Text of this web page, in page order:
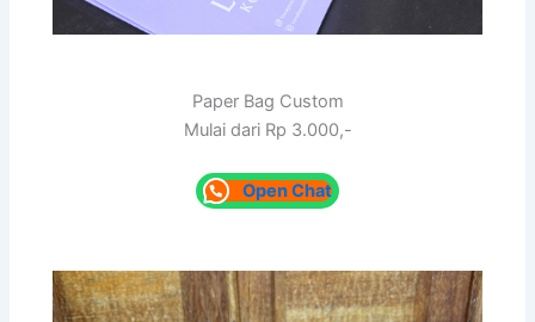
Paper Bag Custom
Mulai dari Rp 3.000,-
Open Chat